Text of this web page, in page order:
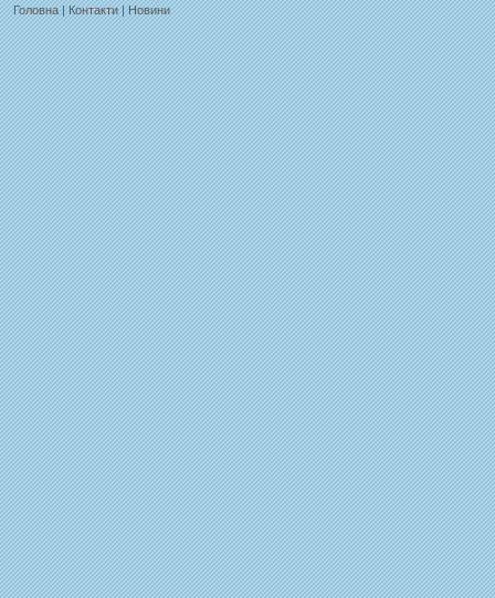
Головна |Контакти |Новини